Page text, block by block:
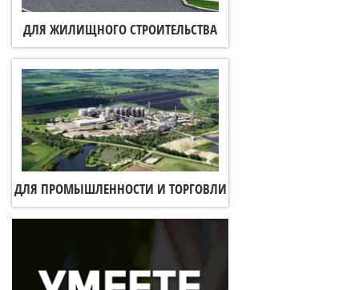
ДЛЯ ЖИЛИЩНОГО СТРОИТЕЛЬСТВА
ДЛЯ ПРОМЫШЛЕННОСТИ И ТОРГОВЛИ